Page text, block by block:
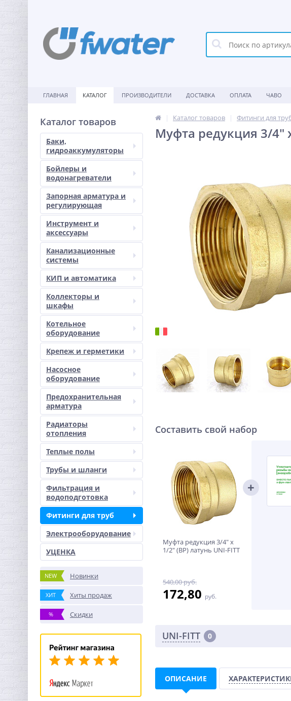
ГЛАВНАЯ КАТАЛОГ ПРОИЗВОДИТЕЛИ ДОСТАВКА ОПЛАТА ЧАВО
Каталог товаров
Баки,
гидроаккумуляторы
Бойлеры и
водонагреватели
Запорная арматура и
регулирующая
Инструмент и
аксессуары
Канализационные
системы
КИП и автоматика
Коллекторы и
шкафы
Котельное
оборудование
Крепеж и герметики
Насосное
оборудование
Предохранительная
арматура
Радиаторы
отопления
Теплые полы
Трубы и шланги
Фильтрация и
водоподготовка
Фитинги для труб
Электрооборудование
УЦЕНКА
NEW Новинки
ХИТ Хиты продаж
% Скидки
Каталог товаров Фитинги для
Муфта редукция 3/4"
Составить свой набор
Муфта редукция 3/4" x
1/2" (ВР) латунь UNI-FITT
540,00 руб.
172,80 руб.
UNI-FITT 0
ОПИСАНИЕ